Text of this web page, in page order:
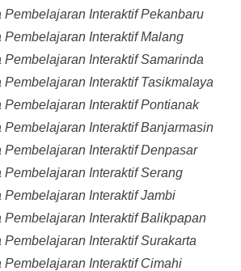
Interaktif Pekanbaru
Interaktif Malang
Interaktif Samarinda
Interaktif Tasikmalaya
Interaktif Pontianak
Interaktif Banjarmasin
Interaktif Denpasar
Interaktif Serang
Interaktif Jambi
Interaktif Balikpapan
Interaktif Surakarta
Interaktif Cimahi